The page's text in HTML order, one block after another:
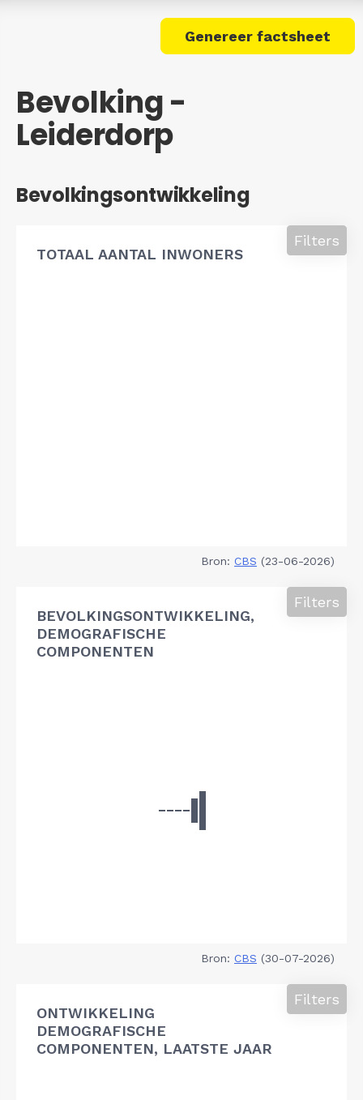
Genereer factsheet
Bevolking -
Leiderdorp
Bevolkingsontwikkeling
TOTAAL AANTAL INWONERS
Filters
Bron: CBS (23-06-2026)
BEVOLKINGSONTWIKKELING,
DEMOGRAFISCHE
COMPONENTEN
Filters
Bron: CBS (30-07-2026)
ONTWIKKELING
DEMOGRAFISCHE
COMPONENTEN, LAATSTE JAAR
Filters